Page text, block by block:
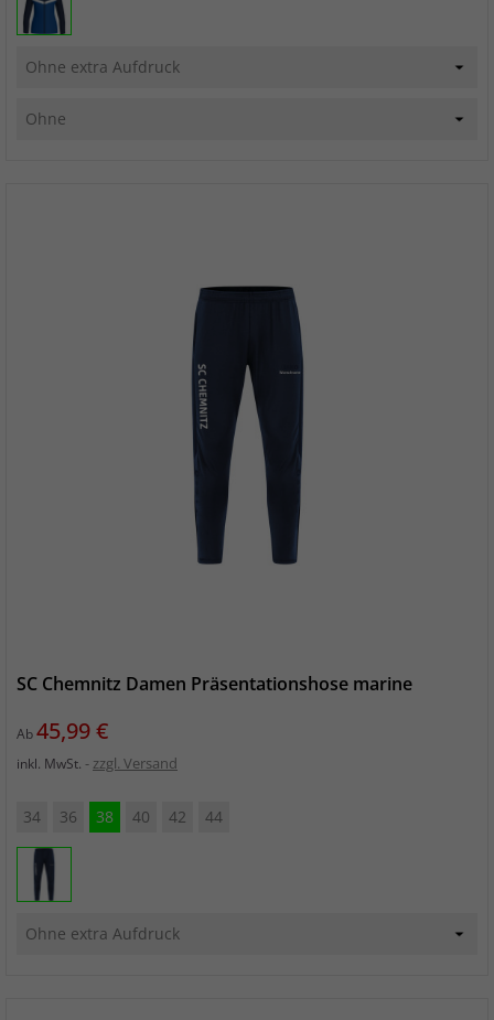
SC Chemnitz Damen Präsentationshose marine
AbPreis
45,99 €
inkl. MwSt. zzgl. Versand
34 36 38 40 42 44